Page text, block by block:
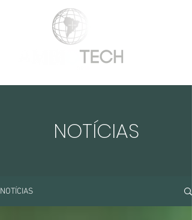
NOTÍCIAS
NOTÍCIAS